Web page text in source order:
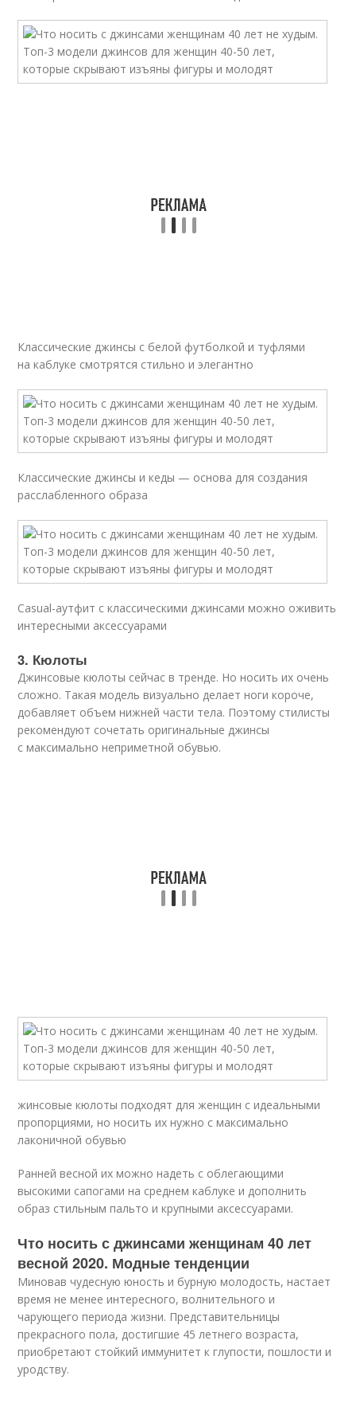
Классические джинсы с белой футболкой и туфлями
на каблуке смотрятся стильно и элегантно
Классические джинсы и кеды — основа для создания
расслабленного образа
Casual-аутфит с классическими джинсами можно оживить
интересными аксессуарами
3. Кюлоты
Джинсовые кюлоты сейчас в тренде. Но носить их очень
сложно. Такая модель визуально делает ноги короче,
добавляет объем нижней части тела. Поэтому стилисты
рекомендуют сочетать оригинальные джинсы
с максимально неприметной обувью.
жинсовые кюлоты подходят для женщин с идеальными
пропорциями, но носить их нужно с максимально
лаконичной обувью
Ранней весной их можно надеть с облегающими
высокими сапогами на среднем каблуке и дополнить
образ стильным пальто и крупными аксессуарами.
Что носить с джинсами женщинам 40 лет
весной 2020. Модные тенденции
Миновав чудесную юность и бурную молодость, настает
время не менее интересного, волнительного и
чарующего периода жизни. Представительницы
прекрасного пола, достигшие 45 летнего возраста,
приобретают стойкий иммунитет к глупости, пошлости и
уродству.